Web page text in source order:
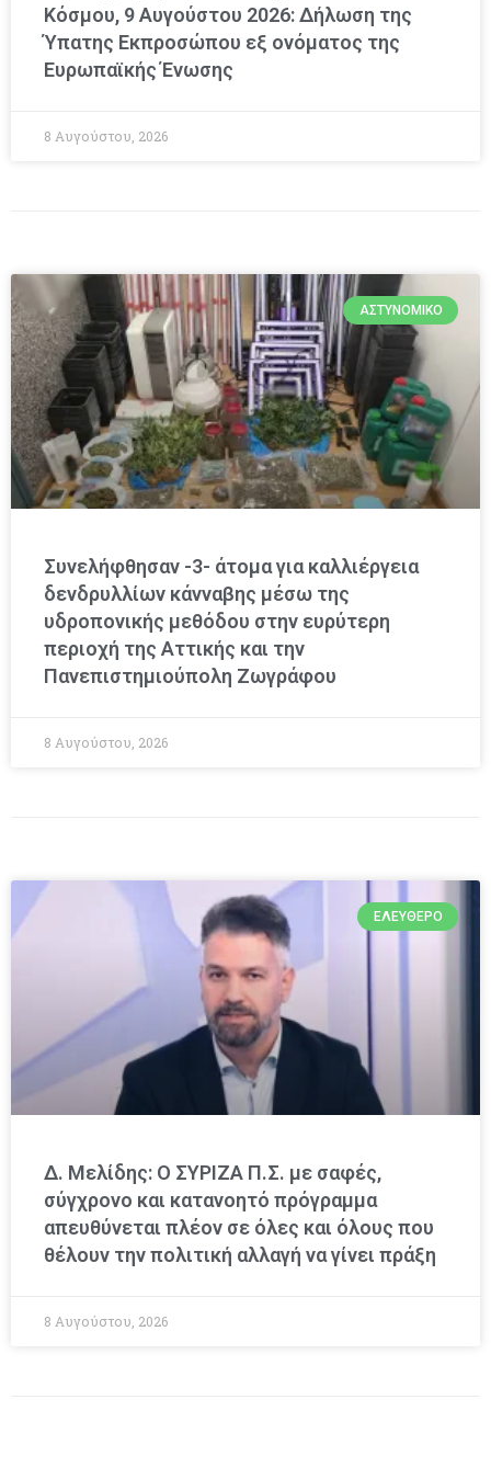
Κόσμου, 9 Αυγούστου 2026: Δήλωση της
Ύπατης Εκπροσώπου εξ ονόματος της
Ευρωπαϊκής Ένωσης
8 Αυγούστου, 2026
ΑΣΤΥΝΟΜΙΚΌ
Συνελήφθησαν -3- άτομα για καλλιέργεια
δενδρυλλίων κάνναβης μέσω της
υδροπονικής μεθόδου στην ευρύτερη
περιοχή της Αττικής και την
Πανεπιστημιούπολη Ζωγράφου
8 Αυγούστου, 2026
ΕΛΕΎΘΕΡΟ
Δ. Μελίδης: Ο ΣΥΡΙΖΑ Π.Σ. με σαφές,
σύγχρονο και κατανοητό πρόγραμμα
απευθύνεται πλέον σε όλες και όλους που
θέλουν την πολιτική αλλαγή να γίνει πράξη
8 Αυγούστου, 2026